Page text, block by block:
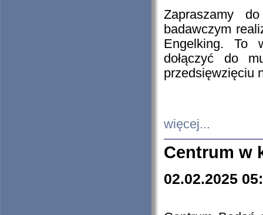
Zapraszamy
badawczym
Engelking. To
dołączyć do
przedsięwzięciu
więcej...
Centrum w
02.02.2025